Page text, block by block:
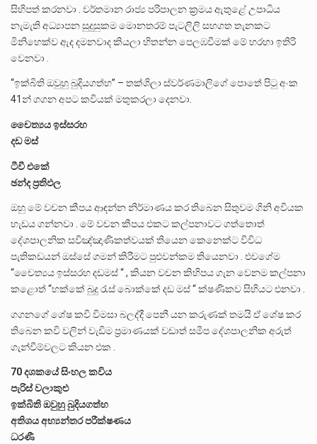
සිහිපත් කරනවා . වර්තමාන රාජ්‍ය පරිපාලන ක්‍රමය ඇතුළේ උපාධිය
නැමැති අධ්‍යාපන සුදුසුකම මොනතරම් පැටලිලි සහගත තැනකට
මිනිහෙක්ව ඇද දමනවාද කියලා හිතන්න පෙලඹවීමක් මේ හරහා ඉතිරි
වෙනවා .
“ඉක්බිති ඔවුහු බුදියගත්හ” – තක්ශිලා ස්වර්ණමාලිගේ පොතේ පිටු අංක
41න් ගගන අපට කවියක් මතුකරලා දෙනවා.
චෛත්‍යය ඉස්සරහ
දඩ මස්
ටීවී එකේ
ඡන්ද ප්‍රතිඵල
ඔහු මේ වචන කීපය ආඳන්න නිර්මාණය කර තිබෙන සිතුවම ගිනි අවියක
හැඩය ගන්නවා . මේ වචන කීපය එකට කල්පනාවට ගත්තොත්
දේශපාලනික සවිඤ්ඤාණිකත්වයක් තියෙන කෙනෙක්ට විවිධ
පැතිකඩයන් ඔස්සේ ගමන් කිරීමට පුළුවන්කම තියෙනවා . එවගේම
“චෛත්‍යය ඉස්සරහ දඩමස් “ , කියන වචන කිහිපය ගැන වෙනම කල්පනා
කළොත් “හක්කේ බුදු රැස් බොක්කේ දඩ මස් “ ක්ෂණිකව සිහියට එනවා .
ගගනගේ ශේෂ කවි විමසා බලද්දී පෙනී යන කරුණක් තමයි ඒ ශේෂ කර
තිබෙන කවි වලින් වැඩිම ප්‍රමාණයක් වඩාත් සමීප දේශපාලනික අරුත්
ගැන්වීම්වලට කියන එක .
70 දශකයේ සිංහල කවිය
පැරිස් වලාකුළු
ඉක්බිති ඔවුහු බුදියගත්හ
අතිශය අභ්‍යන්තර පරීක්ෂණය
ධරණී